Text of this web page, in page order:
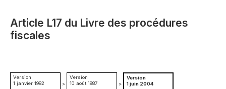
Article L17 du Livre des procédures
fiscales
Version
1 janvier 1982
>
Version
10 août 1987
>
Version
1 juin 2004